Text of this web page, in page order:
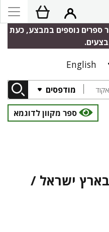
ספרים נוספים במבצע, כעת
English
מודפסים
ספר מקוון לדוגמא
בארץ ישראל /